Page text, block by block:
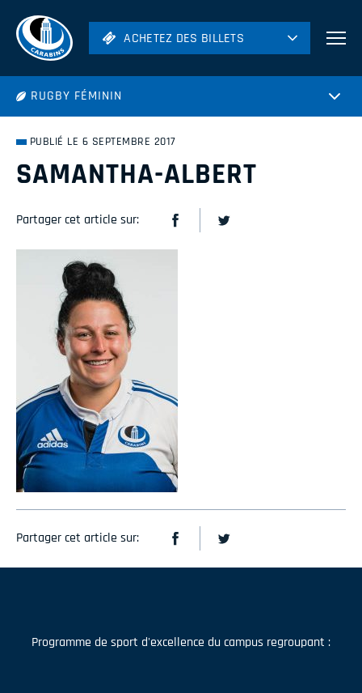
ACHETEZ DES BILLETS
Hockey
ACHETEZ DES BILLETS
RUGBY FÉMININ
PUBLIÉ LE 6 SEPTEMBRE 2017
SAMANTHA-ALBERT
Partager cet article sur:
Partager cet article sur:
Programme de sport d'excellence du campus regroupant :